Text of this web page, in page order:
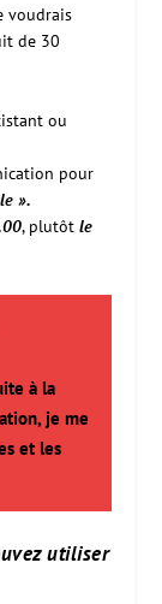
voudrais
de 30
ou
pour
».
, plutôt le
à la
je me
et les
utiliser